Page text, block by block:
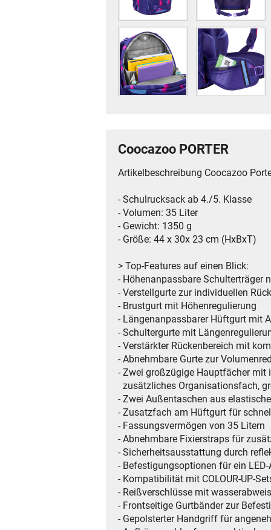
Coocazoo PORTER
Artikelbeschreibung Coocazoo
- Schulrucksack ab 4./5. Klasse
- Volumen: 35 Liter
- Gewicht: 1350 g
- Größe: 44 x 30x 23 cm (HxBxT)
> Top-Features auf einen Blick:
- Höhenanpassbare Schulterträger
- Verstellgurte zur individuellen
- Brustgurt mit Höhenregulierung
- Längenanpassbarer Hüftgurt mit
- Schultergurte mit
- Verstärkter Rückenbereich mit
- Abnehmbare Gurte zur
- Zwei großzügige Hauptfächer mit
zusätzliches Organisationsfach,
- Zwei Außentaschen aus
- Zusatzfach am Hüftgurt für
- Fassungsvermögen von 35 Litern
- Abnehmbare Fixierstraps für
- Sicherheitsausstattung durch
- Befestigungsoptionen für ein
- Kompatibilität mit COLOUR-UP-
- Reißverschlüsse mit
- Frontseitige Gurtbänder zur
- Gepolsterter Handgriff für